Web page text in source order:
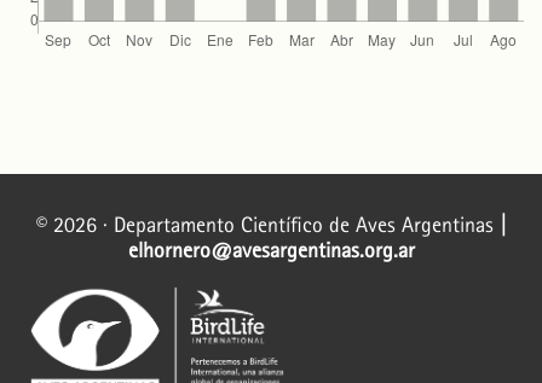
© 2026 · Departamento Científico de Aves Argentinas
elhornero@avesargentinas.org.ar